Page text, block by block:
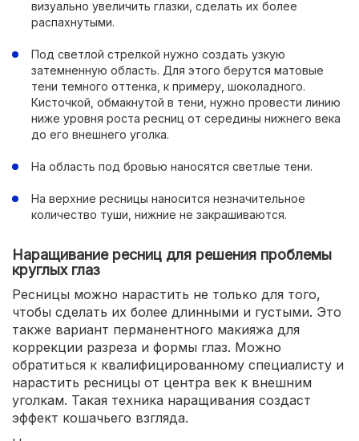
визуально увеличить глазки, сделать их более
распахнутыми.
Под светлой стрелкой нужно создать узкую
затемненную область. Для этого берутся матовые
тени темного оттенка, к примеру, шоколадного.
Кисточкой, обмакнутой в тени, нужно провести линию
ниже уровня роста ресниц от середины нижнего века
до его внешнего уголка.
На область под бровью наносятся светлые тени.
На верхние ресницы наносится незначительное
количество туши, нижние не закрашиваются.
Наращивание ресниц для решения проблемы
круглых глаз
Ресницы можно нарастить не только для того,
чтобы сделать их более длинными и густыми. Это
также вариант перманентного макияжа для
коррекции разреза и формы глаз. Можно
обратиться к квалифицированному специалисту и
нарастить ресницы от центра век к внешним
уголкам. Такая техника наращивания создаст
эффект кошачьего взгляда.